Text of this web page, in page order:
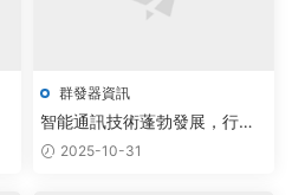
群發器資訊
智能通訊技術蓬勃發展，行業
迎來創新突破新機遇
2025-10-31